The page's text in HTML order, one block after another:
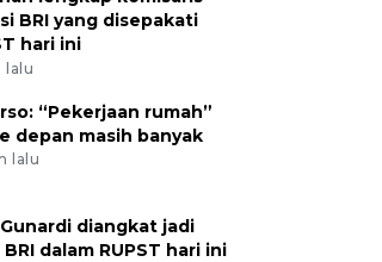
BRI yang disepakati
hari ini
lalu
“Pekerjaan rumah”
depan masih banyak
lalu
diangkat jadi
dalam RUPST hari ini